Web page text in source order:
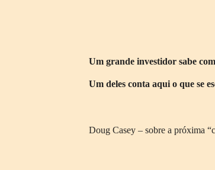
Um grande investidor sabe
Um deles conta aqui o que se
Doug Casey – sobre a próxima